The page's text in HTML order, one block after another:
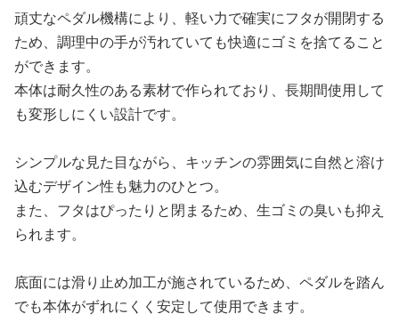
頑丈なペダル機構により、軽い力で確実にフタが開閉する
ため、調理中の手が汚れていても快適にゴミを捨てること
ができます。
本体は耐久性のある素材で作られており、長期間使用して
も変形しにくい設計です。
シンプルな見た目ながら、キッチンの雰囲気に自然と溶け
込むデザイン性も魅力のひとつ。
また、フタはぴったりと閉まるため、生ゴミの臭いも抑え
られます。
底面には滑り止め加工が施されているため、ペダルを踏ん
でも本体がずれにくく安定して使用できます。